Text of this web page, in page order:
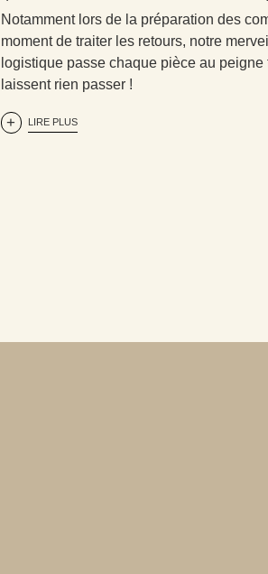
Notamment lors de la préparation des
moment de traiter les retours, notre
logistique passe chaque pièce au
laissent rien passer !
LIRE PLUS